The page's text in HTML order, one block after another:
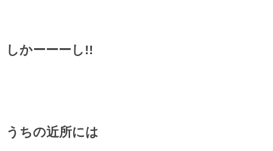
しかーーーし!!
うちの近所には